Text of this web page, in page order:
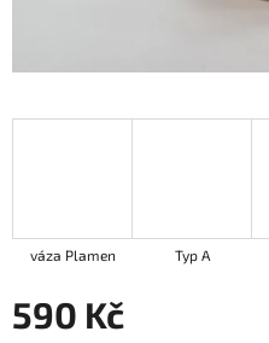
váza Plamen Typ A
590 Kč